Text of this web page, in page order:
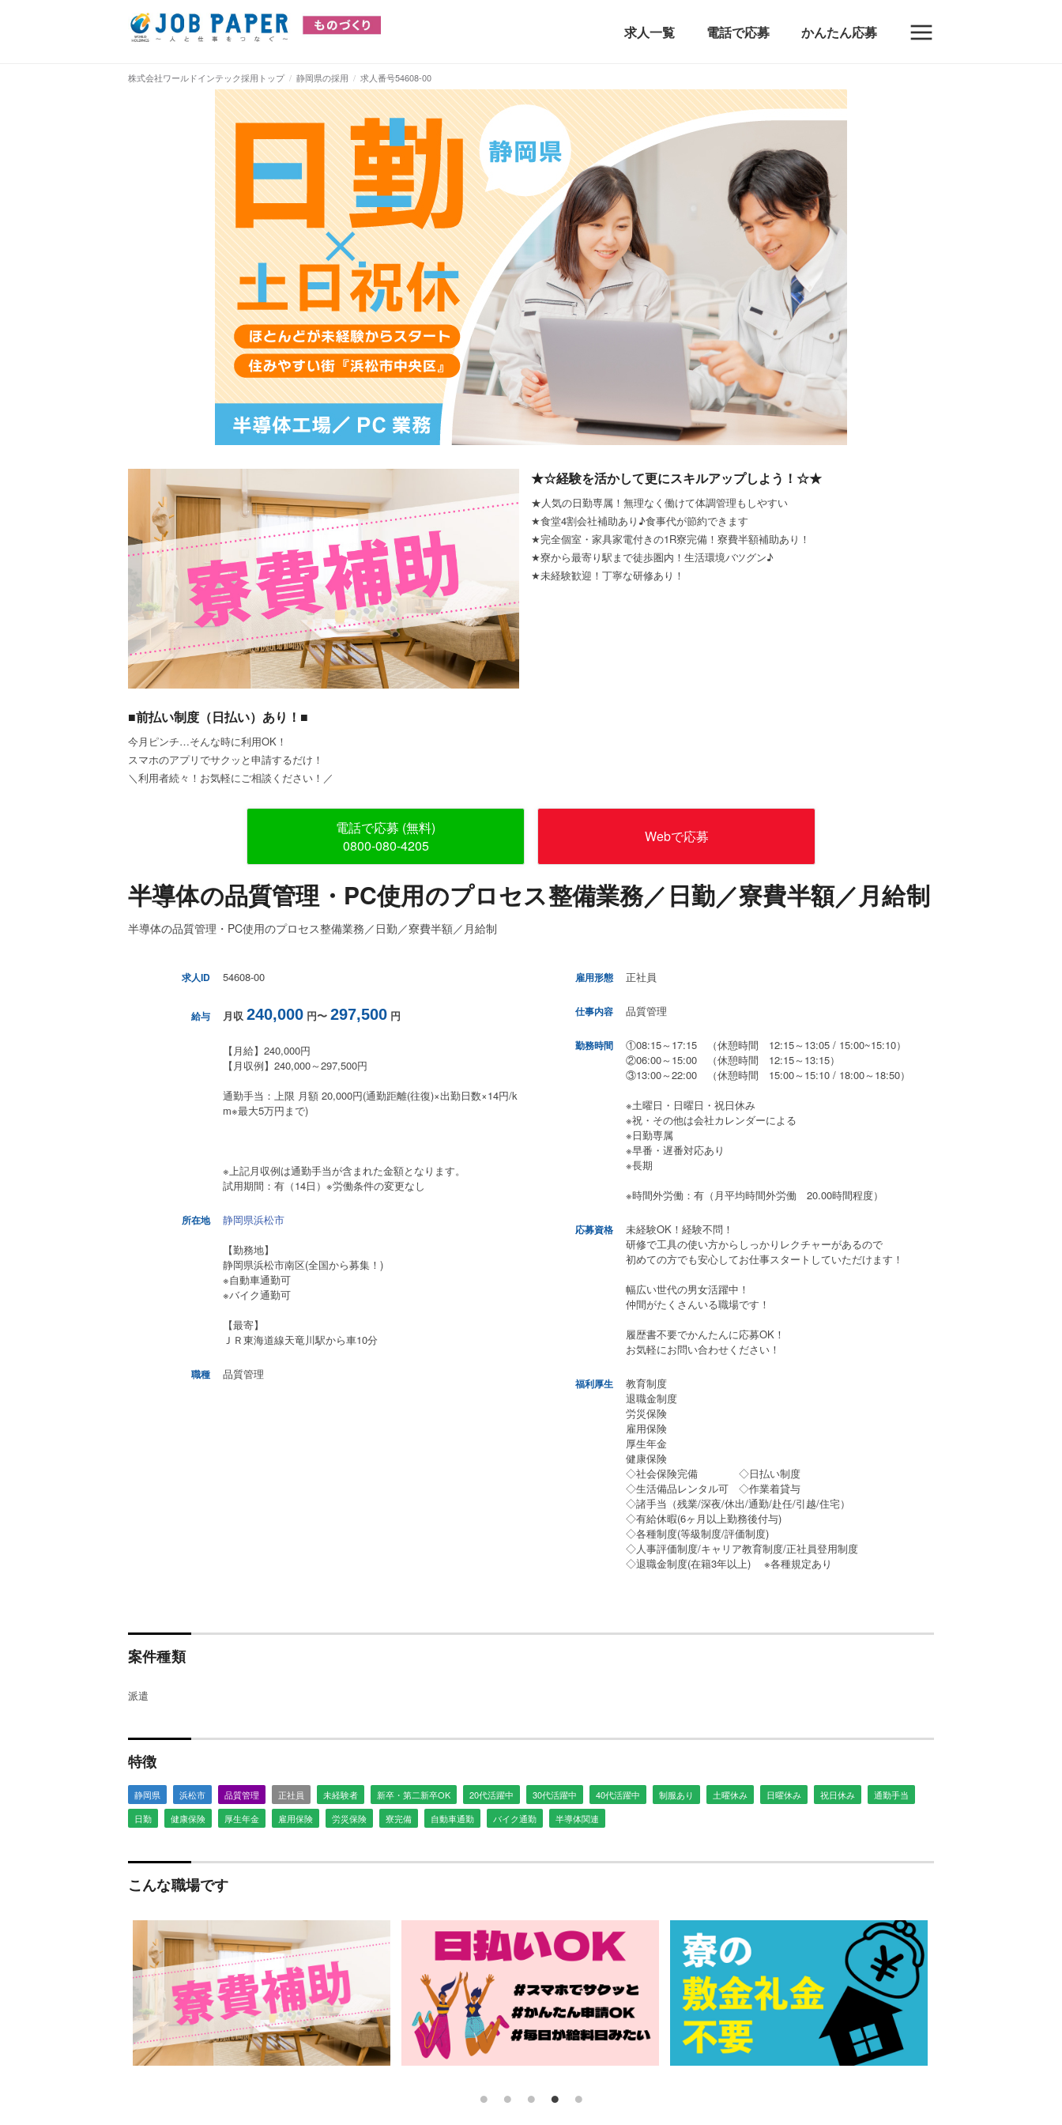
求人一覧 電話で応募 かんたん応募
株式会社ワールドインテック採用トップ 静岡県の採用 求人番号54608-00
★☆経験を活かして更にスキルアップしよう！☆★
★人気の日勤専属！無理なく働けて体調管理もしやすい
★食堂4割会社補助あり♪食事代が節約できます
★完全個室・家具家電付きの1R寮完備！寮費半額補助あり！
★寮から最寄り駅まで徒歩圏内！生活環境バツグン♪
★未経験歓迎！丁寧な研修あり！
■前払い制度（日払い）あり！■
今月ピンチ…そんな時に利用OK！
スマホのアプリでサクッと申請するだけ！
＼利用者続々！お気軽にご相談ください！／
電話で応募 (無料)
0800-080-4205
Webで応募
半導体の品質管理・PC使用のプロセス整備業務／日勤／寮費半額／月給制
半導体の品質管理・PC使用のプロセス整備業務／日勤／寮費半額／月給制
求人ID 54608-00
給与 月収 240,000 円〜 297,500 円
【月給】240,000円
【月収例】240,000～297,500円
通勤手当：上限 月額 20,000円(通勤距離(往復)×出勤日数×14円/k
m※最大5万円まで)
※上記月収例は通勤手当が含まれた金額となります。
試用期間：有（14日）※労働条件の変更なし
所在地
静岡県浜松市
【勤務地】
静岡県浜松市南区(全国から募集！)
※自動車通勤可
※バイク通勤可
【最寄】
ＪＲ東海道線天竜川駅から車10分
職種 品質管理
雇用形態 正社員
仕事内容 品質管理
勤務時間
①08:15～17:15 （休憩時間 12:15～13:05 / 15:00~15:10）
②06:00～15:00 （休憩時間 12:15～13:15）
③13:00～22:00 （休憩時間 15:00～15:10 / 18:00～18:50）
※土曜日・日曜日・祝日休み
※祝・その他は会社カレンダーによる
※日勤専属
※早番・遅番対応あり
※長期
※時間外労働：有（月平均時間外労働 20.00時間程度）
応募資格
未経験OK！経験不問！
研修で工具の使い方からしっかりレクチャーがあるので
初めての方でも安心してお仕事スタートしていただけます！
幅広い世代の男女活躍中！
仲間がたくさんいる職場です！
履歴書不要でかんたんに応募OK！
お気軽にお問い合わせください！
福利厚生
教育制度
退職金制度
労災保険
雇用保険
厚生年金
健康保険
◇社会保険完備 ◇日払い制度
◇生活備品レンタル可 ◇作業着貸与
◇諸手当（残業/深夜/休出/通勤/赴任/引越/住宅）
◇有給休暇(6ヶ月以上勤務後付与)
◇各種制度(等級制度/評価制度)
◇人事評価制度/キャリア教育制度/正社員登用制度
◇退職金制度(在籍3年以上) ※各種規定あり
案件種類
派遣
特徴
静岡県 浜松市 品質管理 正社員 未経験者 新卒・第二新卒OK 20代活躍中 30代活躍中 40代活躍中 制服あり 土曜休み 日曜休み 祝日休み
通勤手当
日勤
健康保険 厚生年金 雇用保険 労災保険 寮完備 自動車通勤 バイク通勤 半導体関連
こんな職場です